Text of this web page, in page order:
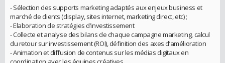
- Sélection des supports marketing adaptés aux enjeux business et
marché de clients (display, sites internet, marketing direct, etc) ;
- Elaboration de stratégies d’investissement
- Collecte et analyse des bilans de chaque campagne marketing, calcul
du retour sur investissement (ROI), définition des axes d’amélioration
- Animation et diffusion de contenus sur les médias digitaux en